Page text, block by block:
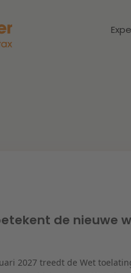
de nieuwe
2027 treedt de Wet